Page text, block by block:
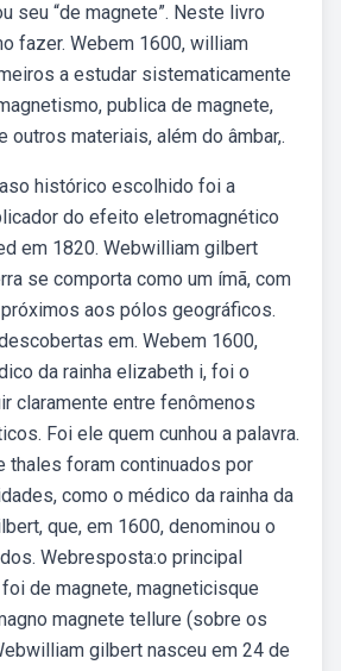
seu “de magnete”. Neste livro
fazer. Webem 1600, william
a estudar sistematicamente
publica de magnete,
outros materiais, além do âmbar,.
histórico escolhido foi a
do efeito eletromagnético
em 1820. Webwilliam gilbert
se comporta como um ímã, com
aos pólos geográficos.
em. Webem 1600,
da rainha elizabeth i, foi o
claramente entre fenômenos
Foi ele quem cunhou a palavra.
thales foram continuados por
como o médico da rainha da
que, em 1600, denominou o
Webresposta:o principal
de magnete, magneticisque
magnete tellure (sobre os
gilbert nasceu em 24 de